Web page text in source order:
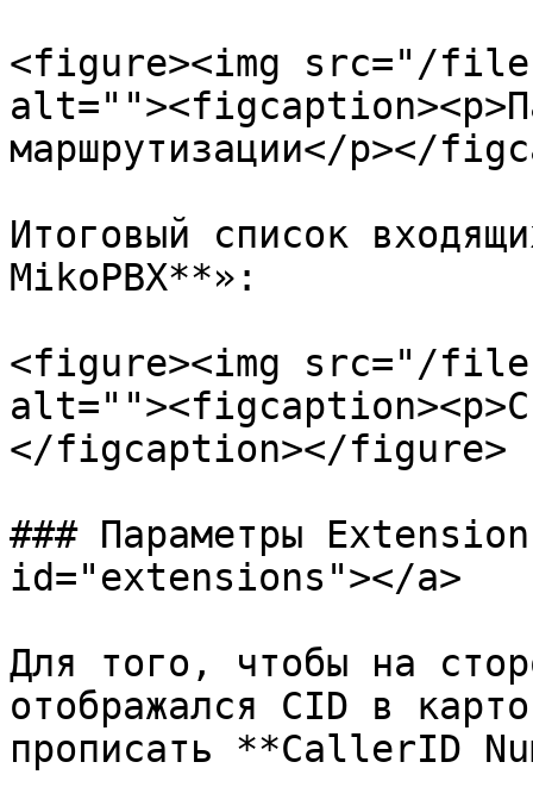
<figure><img src="/files/
маршрутизации</p></
Итоговый список
MikoPBX**»:
<figure><img src="/
</figcaption></figure>
### Параметры
id="extensions"></a>
Для того, чтобы на
отображался CID в
прописать **CallerID